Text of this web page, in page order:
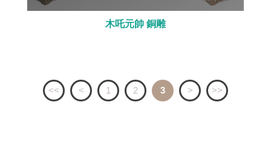
木吒元帥 銅雕
<< < 1 2 3 > >>